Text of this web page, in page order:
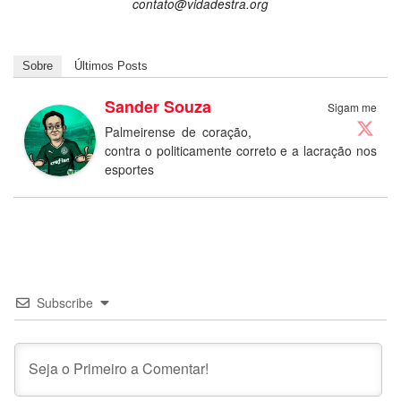
contato@vidadestra.org
Sobre Últimos Posts
Sigam me
Sander Souza
Palmeirense de coração,
contra o politicamente correto e a lacração nos
esportes
Subscribe